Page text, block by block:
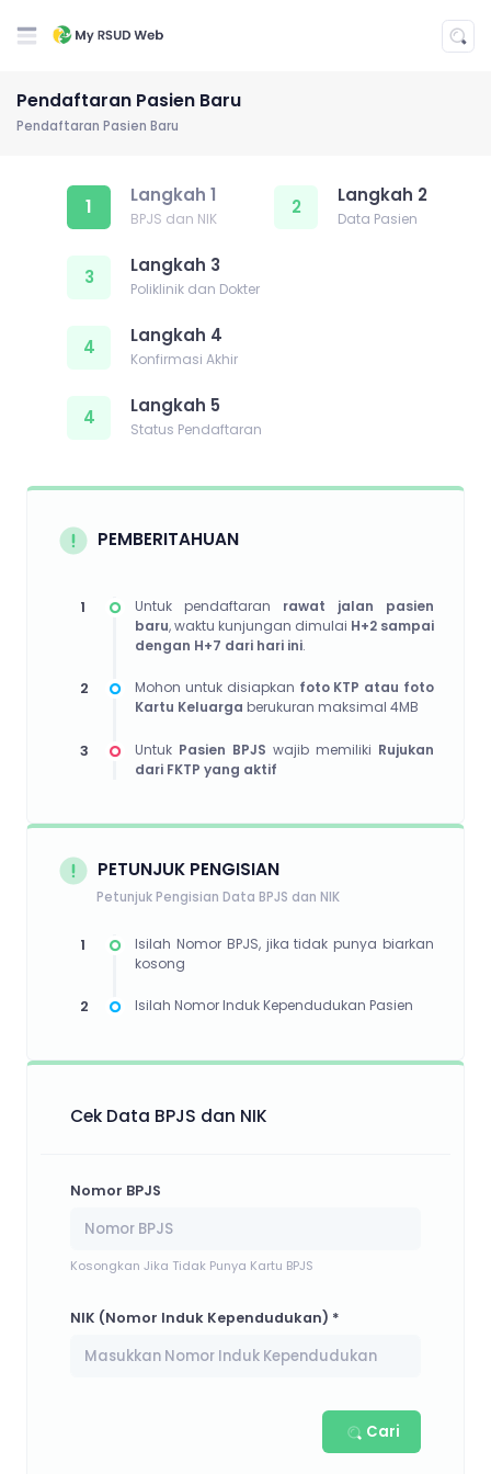
Pendaftaran Pasien Baru
Pendaftaran Pasien Baru
1 Langkah 1
BPJS dan NIK
2
Langkah 2
Data Pasien
3
Langkah 3
Poliklinik dan Dokter
4
Langkah 4
Konfirmasi Akhir
4
Langkah 5
Status Pendaftaran
PEMBERITAHUAN
1 Untuk pendaftaran rawat jalan pasien
baru, waktu kunjungan dimulai H+2 sampai
dengan H+7 dari hari ini.
2 Mohon untuk disiapkan foto KTP atau foto
Kartu Keluarga berukuran maksimal 4MB
3 Untuk Pasien BPJS wajib memiliki Rujukan
dari FKTP yang aktif
PETUNJUK PENGISIAN
Petunjuk Pengisian Data BPJS dan NIK
1
Isilah Nomor BPJS, jika tidak punya biarkan
kosong
2 Isilah Nomor Induk Kependudukan Pasien
Cek Data BPJS dan NIK
Nomor BPJS
Kosongkan Jika Tidak Punya Kartu BPJS
NIK (Nomor Induk Kependudukan) *
Cari